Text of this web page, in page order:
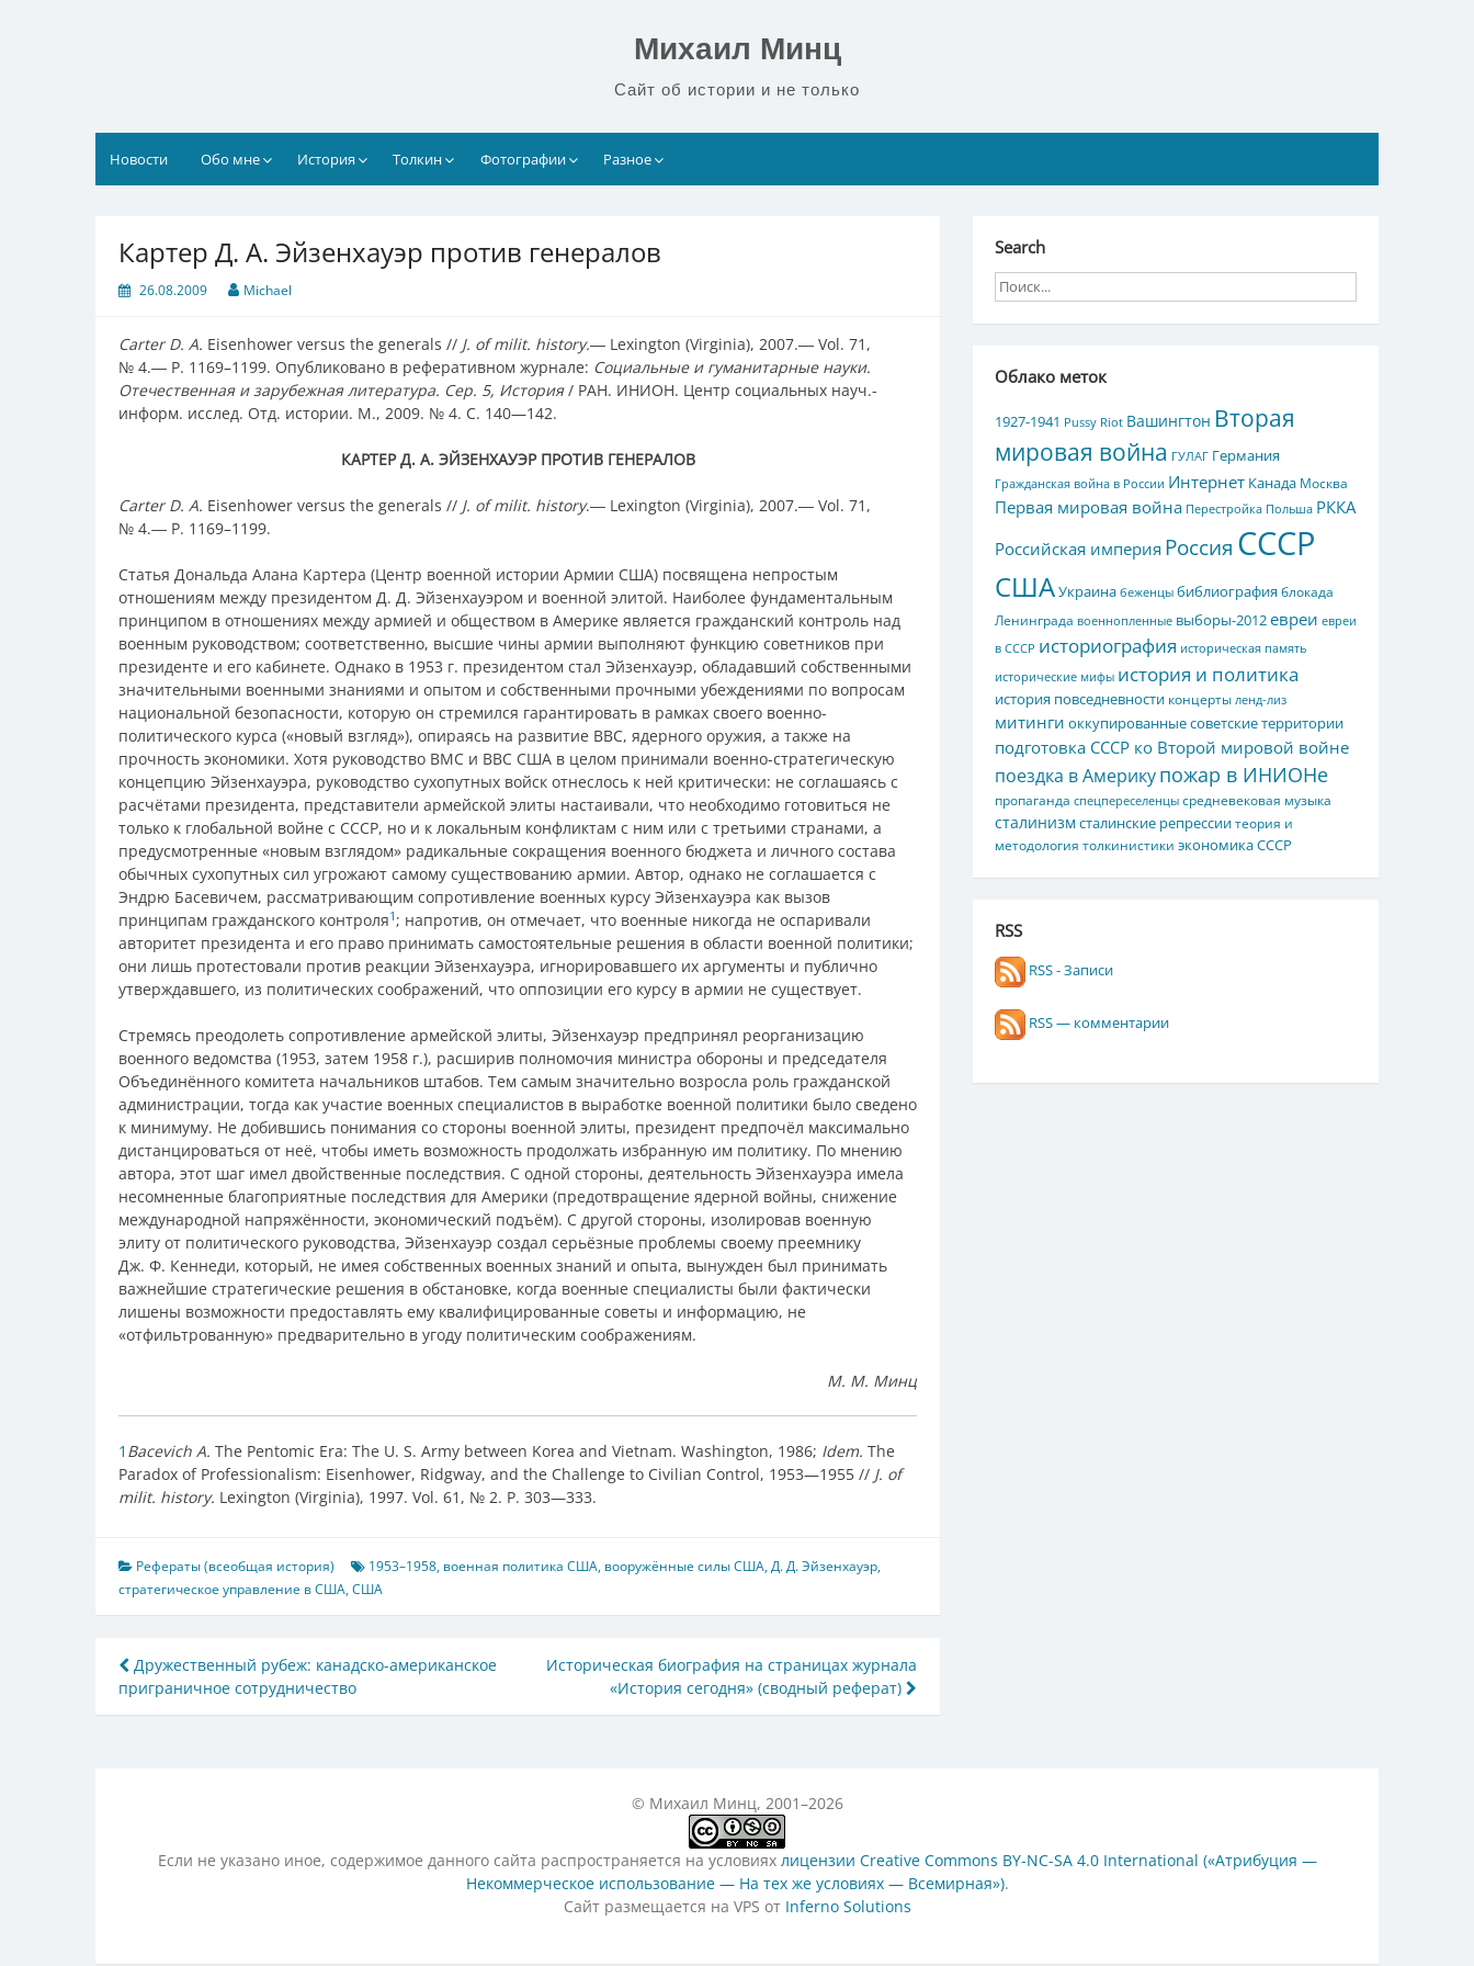
Михаил Минц
Сайт об истории и не только
Новости Обо мне История Толкин Фотографии Разное
Картер Д. А. Эйзенхауэр против генералов
26.08.2009 Michael
Carter D. A. Eisenhower versus the generals // J. of milit. history.― Lexington (Virginia), 2007.― Vol. 71,
№ 4.― P. 1169–1199. Опубликовано в реферативном журнале: Социальные и гуманитарные науки.
Отечественная и зарубежная литература. Сер. 5, История/ РАН. ИНИОН. Центр социальных науч.-
информ. исслед. Отд. истории. М., 2009. № 4. С. 140—142.
КАРТЕР Д. А. ЭЙЗЕНХАУЭР ПРОТИВ ГЕНЕРАЛОВ
Carter D. A. Eisenhower versus the generals // J. of milit. history.― Lexington (Virginia), 2007.― Vol. 71,
№ 4.― P. 1169–1199.
Статья Дональда Алана Картера (Центр военной истории Армии США) посвящена непростым
отношениям между президентом Д. Д. Эйзенхауэром и военной элитой. Наиболее фундаментальным
принципом в отношениях между армией и обществом в Америке является гражданский контроль над
военным руководством; соответственно, высшие чины армии выполняют функцию советников при
президенте и его кабинете. Однако в 1953 г. президентом стал Эйзенхауэр, обладавший собственными
значительными военными знаниями и опытом и собственными прочными убеждениями по вопросам
национальной безопасности, которую он стремился гарантировать в рамках своего военно-
политического курса («новый взгляд»), опираясь на развитие ВВС, ядерного оружия, а также на
прочность экономики. Хотя руководство ВМС и ВВС США в целом принимали военно-стратегическую
концепцию Эйзенхауэра, руководство сухопутных войск отнеслось к ней критически: не соглашаясь с
расчётами президента, представители армейской элиты настаивали, что необходимо готовиться не
только к глобальной войне с СССР, но и к локальным конфликтам с ним или с третьими странами, а
предусмотренные «новым взглядом» радикальные сокращения военного бюджета и личного состава
обычных сухопутных сил угрожают самому существованию армии. Автор, однако не соглашается с
Эндрю Басевичем, рассматривающим сопротивление военных курсу Эйзенхауэра как вызов
принципам гражданского контроля1; напротив, он отмечает, что военные никогда не оспаривали
авторитет президента и его право принимать самостоятельные решения в области военной политики;
они лишь протестовали против реакции Эйзенхауэра, игнорировавшего их аргументы и публично
утверждавшего, из политических соображений, что оппозиции его курсу в армии не существует.
Стремясь преодолеть сопротивление армейской элиты, Эйзенхауэр предпринял реорганизацию
военного ведомства (1953, затем 1958 г.), расширив полномочия министра обороны и председателя
Объединённого комитета начальников штабов. Тем самым значительно возросла роль гражданской
администрации, тогда как участие военных специалистов в выработке военной политики было сведено
к минимуму. Не добившись понимания со стороны военной элиты, президент предпочёл максимально
дистанцироваться от неё, чтобы иметь возможность продолжать избранную им политику. По мнению
автора, этот шаг имел двойственные последствия. С одной стороны, деятельность Эйзенхауэра имела
несомненные благоприятные последствия для Америки (предотвращение ядерной войны, снижение
международной напряжённости, экономический подъём). С другой стороны, изолировав военную
элиту от политического руководства, Эйзенхауэр создал серьёзные проблемы своему преемнику
Дж. Ф. Кеннеди, который, не имея собственных военных знаний и опыта, вынужден был принимать
важнейшие стратегические решения в обстановке, когда военные специалисты были фактически
лишены возможности предоставлять ему квалифицированные советы и информацию, не
«отфильтрованную» предварительно в угоду политическим соображениям.
М. М. Минц
1 Bacevich A. The Pentomic Era: The U. S. Army between Korea and Vietnam. Washington, 1986; Idem. The
Paradox of Professionalism: Eisenhower, Ridgway, and the Challenge to Civilian Control, 1953—1955 // J. of
milit. history. Lexington (Virginia), 1997. Vol. 61, № 2. P. 303—333.
Рефераты (всеобщая история) 1953–1958, военная политика США, вооружённые силы США,Д. Д. Эйзенхауэр,
стратегическое управление в США,США
Навигация
по
Дружественный рубеж: канадско-американское
приграничное сотрудничество
Историческая биография на страницах журнала
«История сегодня» (сводный реферат)
Search
Облако меток
1927-1941 Pussy Riot Вашингтон Вторая
мировая война ГУЛАГ Германия
Гражданская война в России Интернет Канада Москва
Первая мировая война Перестройка Польша РККА
Российская империя Россия СССР
СШАУкраина беженцы библиография блокада
Ленинграда военнопленные выборы-2012евреи евреи
в СССР историография историческая память
исторические мифы история и политика
история повседневности концерты ленд-лиз
митинги оккупированные советские территории
подготовка СССР ко Второй мировой войне
поездка в Америкупожар в ИНИОНе
пропаганда спецпереселенцы средневековая музыка
сталинизмсталинские репрессиитеория и
методология толкинистики экономика СССР
RSS
RSS - Записи
RSS — комментарии
© Михаил Минц, 2001–2026
Если не указано иное, содержимое данного сайта распространяется на условиях лицензии Creative Commons BY-NC-SA 4.0 International («Атрибуция —
Некоммерческое использование — На тех же условиях — Всемирная»).
Сайт размещается на VPS от Inferno Solutions